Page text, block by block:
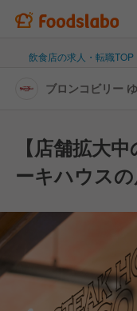
飲食店の求人・転職TOP
ブロンコビリー
【店舗拡大
ーキハウス